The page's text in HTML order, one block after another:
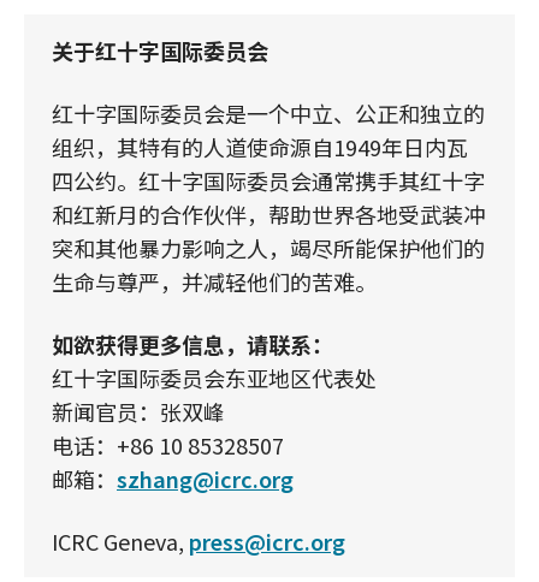
关于红十字国际委员会
红十字国际委员会是一个中立、公正和独立的
组织，其特有的人道使命源自1949年日内瓦
四公约。红十字国际委员会通常携手其红十字
和红新月的合作伙伴，帮助世界各地受武装冲
突和其他暴力影响之人，竭尽所能保护他们的
生命与尊严，并减轻他们的苦难。
如欲获得更多信息，请联系：
红十字国际委员会东亚地区代表处
新闻官员：张双峰
电话：+86 10 85328507
邮箱： szhang@icrc.org
ICRC Geneva, press@icrc.org